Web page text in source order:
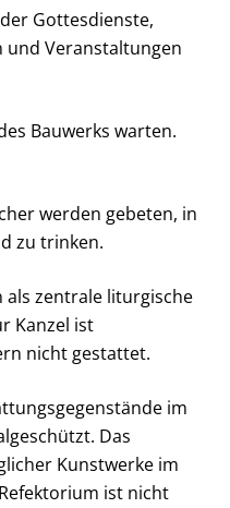
Gottesdienste,
und Veranstaltungen
Bauwerks warten.
werden gebeten, in
zu trinken.
als zentrale liturgische
Kanzel ist
nicht gestattet.
im
Das
Kunstwerke im
ist nicht